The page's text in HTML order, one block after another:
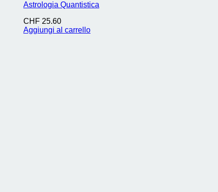
Astrologia Quantistica
CHF 25.60
Aggiungi al carrello